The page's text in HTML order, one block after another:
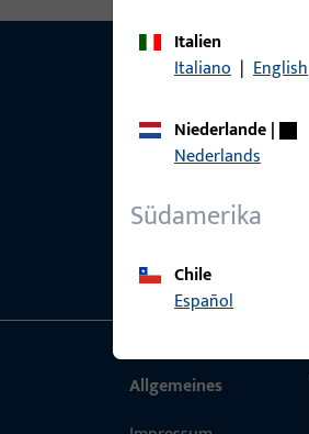
Italien
Italiano | English
Niederlande|
Nederlands
Südamerika
Chile
Español
Allgemeines